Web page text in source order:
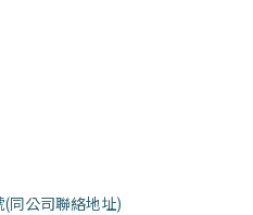
同公司聯絡地址)